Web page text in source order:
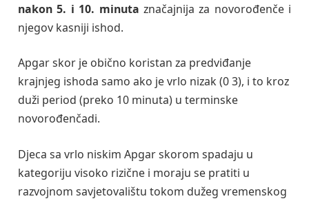
nakon 5. i 10. minuta značajnija za novorođenče i
njegov kasniji ishod.
Apgar skor je obično koristan za predviđanje
krajnjeg ishoda samo ako je vrlo nizak (0 3), i to kroz
duži period (preko 10 minuta) u terminske
novorođenčadi.
Djeca sa vrlo niskim Apgar skorom spadaju u
kategoriju visoko rizične i moraju se pratiti u
razvojnom savjetovalištu tokom dužeg vremenskog